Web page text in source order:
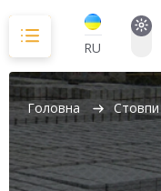
до
вмісту
RU
Головна Стовпи